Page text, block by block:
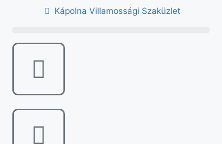
Kápolna Villamossági Szaküzlet